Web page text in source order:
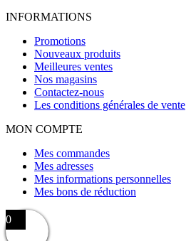
INFORMATIONS
Promotions
Nouveaux produits
Meilleures ventes
Nos magasins
Contactez-nous
Les conditions générales de vente
MON COMPTE
Mes commandes
Mes adresses
Mes informations personnelles
Mes bons de réduction
0